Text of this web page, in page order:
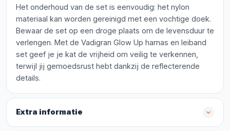
Het onderhoud van de set is eenvoudig: het nylon
materiaal kan worden gereinigd met een vochtige doek.
Bewaar de set op een droge plaats om de levensduur te
verlengen. Met de Vadigran Glow Up harnas en leiband
set geef je je kat de vrijheid om veilig te verkennen,
terwijl jij gemoedsrust hebt dankzij de reflecterende
details.
Extra informatie